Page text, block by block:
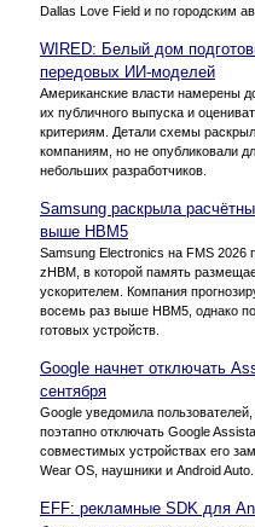
Dallas Love Field и по городским
WIRED: Белый дом
передовых ИИ-моделей
Американские власти намерены
их публичного выпуска и
критериям. Детали схемы
компаниям, но не опубликовали
небольших разработчиков.
Samsung раскрыла
выше HBM5
Samsung Electronics на FMS 2026
zHBM, в которой память
ускорителем. Компания
восемь раз выше HBM5, однако
готовых устройств.
Google начнет отключать
сентября
Google уведомила
поэтапно отключать Google
совместимых устройствах его
Wear OS, наушники и Android Auto.
EFF: рекламные SDK для